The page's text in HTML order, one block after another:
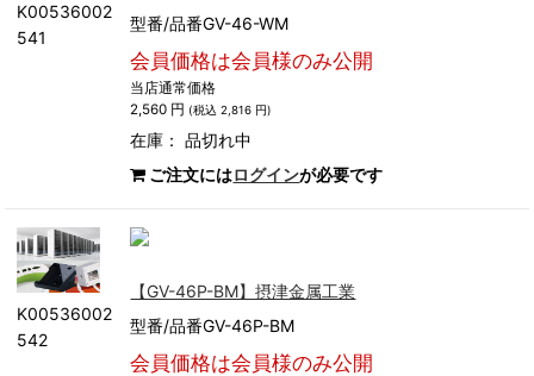
K00536002
541
型番/品番GV-46-WM
会員価格は会員様のみ公開
当店通常価格
2,560 円 (税込 2,816 円)
在庫：品切れ中
ご注文にはログインが必要です
K00536002
542
【GV-46P-BM】摂津金属工業
型番/品番GV-46P-BM
会員価格は会員様のみ公開